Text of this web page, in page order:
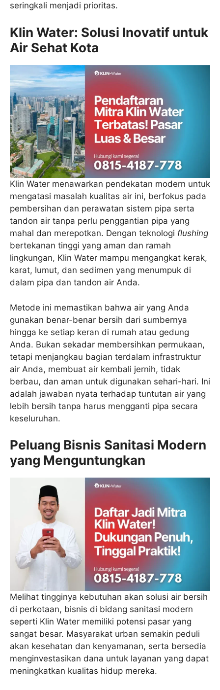
seringkali menjadi prioritas.
Klin Water: Solusi Inovatif untuk
Air Sehat Kota
Klin Water menawarkan pendekatan modern untuk
mengatasi masalah kualitas air ini, berfokus pada
pembersihan dan perawatan sistem pipa serta
tandon air tanpa perlu penggantian pipa yang
mahal dan merepotkan. Dengan teknologi flushing
bertekanan tinggi yang aman dan ramah
lingkungan, Klin Water mampu mengangkat kerak,
karat, lumut, dan sedimen yang menumpuk di
dalam pipa dan tandon air Anda.
Metode ini memastikan bahwa air yang Anda
gunakan benar-benar bersih dari sumbernya
hingga ke setiap keran di rumah atau gedung
Anda. Bukan sekadar membersihkan permukaan,
tetapi menjangkau bagian terdalam infrastruktur
air Anda, membuat air kembali jernih, tidak
berbau, dan aman untuk digunakan sehari-hari. Ini
adalah jawaban nyata terhadap tuntutan air yang
lebih bersih tanpa harus mengganti pipa secara
keseluruhan.
Peluang Bisnis Sanitasi Modern
yang Menguntungkan
Melihat tingginya kebutuhan akan solusi air bersih
di perkotaan, bisnis di bidang sanitasi modern
seperti Klin Water memiliki potensi pasar yang
sangat besar. Masyarakat urban semakin peduli
akan kesehatan dan kenyamanan, serta bersedia
menginvestasikan dana untuk layanan yang dapat
meningkatkan kualitas hidup mereka.